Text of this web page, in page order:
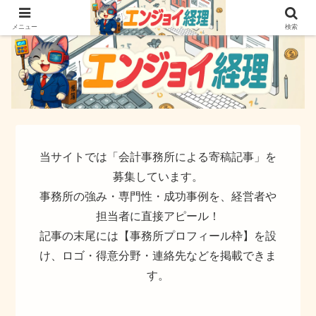
簿記でなく実務ができるサイト
当サイトでは「会計事務所による寄稿記事」を
募集しています。
事務所の強み・専門性・成功事例を、経営者や
担当者に直接アピール！
記事の末尾には【事務所プロフィール枠】を設
け、ロゴ・得意分野・連絡先などを掲載できま
す。
メニュー 検索